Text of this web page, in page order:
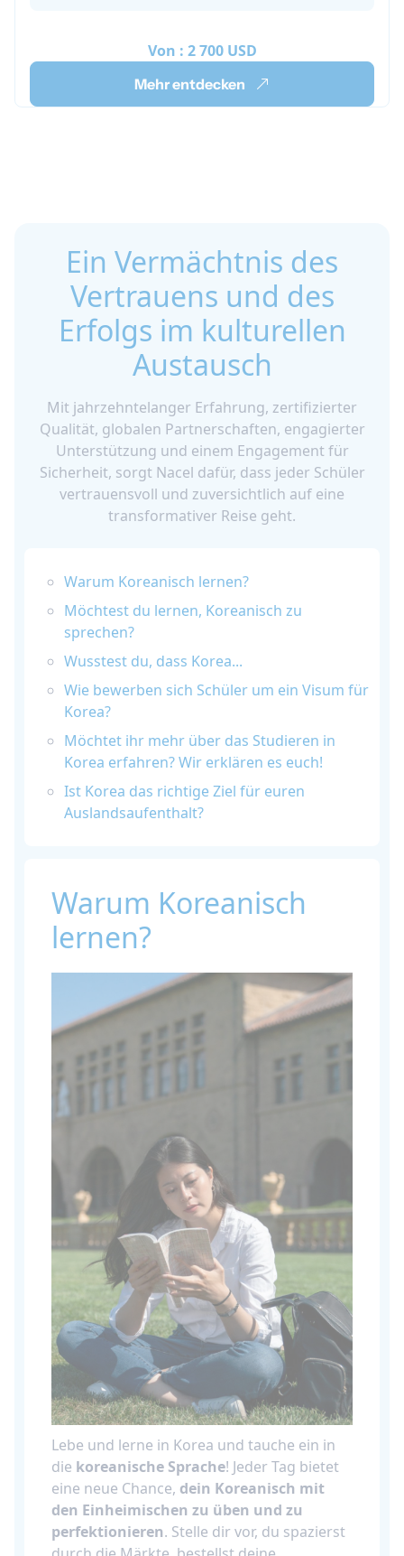
Von : 2 700 USD
Mehr entdecken
Ein Vermächtnis des
Vertrauens und des
Erfolgs im kulturellen
Austausch
Mit jahrzehntelanger Erfahrung, zertifizierter
Qualität, globalen Partnerschaften, engagierter
Unterstützung und einem Engagement für
Sicherheit, sorgt Nacel dafür, dass jeder Schüler
vertrauensvoll und zuversichtlich auf eine
transformativer Reise geht.
Warum Koreanisch lernen?
Möchtest du lernen, Koreanisch zu
sprechen?
Wusstest du, dass Korea...
Wie bewerben sich Schüler um ein Visum für
Korea?
Möchtet ihr mehr über das Studieren in
Korea erfahren? Wir erklären es euch!
Ist Korea das richtige Ziel für euren
Auslandsaufenthalt?
Warum Koreanisch
lernen?
Lebe und lerne in Korea und tauche ein in
die koreanische Sprache! Jeder Tag bietet
eine neue Chance, dein Koreanisch mit
den Einheimischen zu üben und zu
perfektionieren. Stelle dir vor, du spazierst